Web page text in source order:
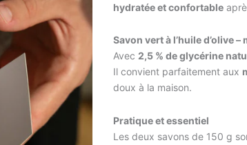
hydratée et confortable
Savon vert à l’huile d’olive
Avec 2,5 % de glycérine
Il convient parfaitement aux
doux à la maison.
Pratique et essentiel
Les deux savons de 150 g